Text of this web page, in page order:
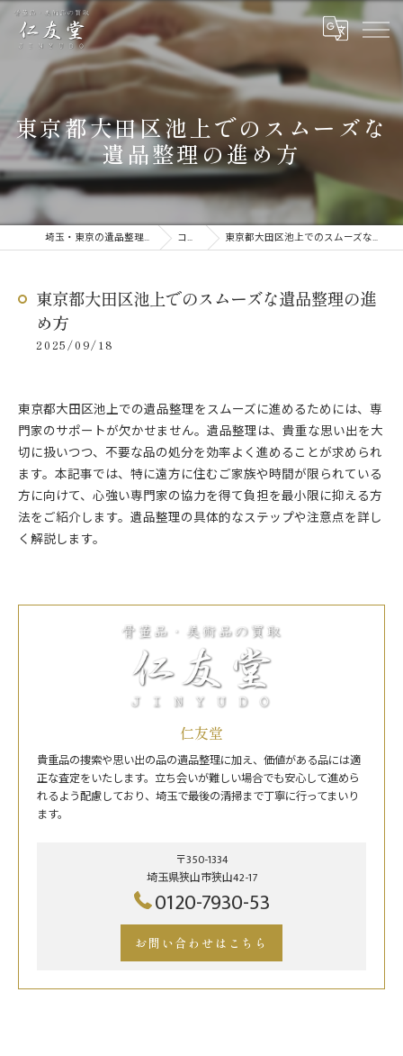
東京都大田区池上でのスムーズな
遺品整理の進め方
埼玉・東京の遺品整理なら仁友堂 コラム 東京都大田区池上でのスムーズな遺品整理の進め方
東京都大田区池上でのスムーズな遺品整理の進
め方
2025/09/18
東京都大田区池上での遺品整理をスムーズに進めるためには、専
門家のサポートが欠かせません。遺品整理は、貴重な思い出を大
切に扱いつつ、不要な品の処分を効率よく進めることが求められ
ます。本記事では、特に遠方に住むご家族や時間が限られている
方に向けて、心強い専門家の協力を得て負担を最小限に抑える方
法をご紹介します。遺品整理の具体的なステップや注意点を詳し
く解説します。
仁友堂
貴重品の捜索や思い出の品の遺品整理に加え、価値がある品には適
正な査定をいたします。立ち会いが難しい場合でも安心して進めら
れるよう配慮しており、埼玉で最後の清掃まで丁寧に行ってまいり
ます。
〒350-1334
埼玉県狭山市狭山42-17
0120-7930-53
お問い合わせはこちら